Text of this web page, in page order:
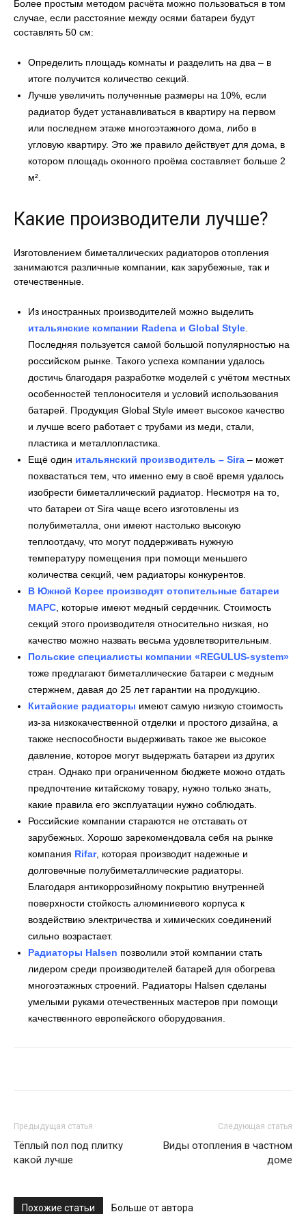
Более простым методом расчёта можно пользоваться в том
случае, если расстояние между осями батареи будут
составлять 50 см:
Определить площадь комнаты и разделить на два – в
итоге получится количество секций.
Лучше увеличить полученные размеры на 10%, если
радиатор будет устанавливаться в квартиру на первом
или последнем этаже многоэтажного дома, либо в
угловую квартиру. Это же правило действует для дома, в
котором площадь оконного проёма составляет больше 2
м².
Какие производители лучше?
Изготовлением биметаллических радиаторов отопления
занимаются различные компании, как зарубежные, так и
отечественные.
Из иностранных производителей можно выделить
итальянские компании Radena и Global Style
Последняя пользуется самой большой популярностью на
российском рынке. Такого успеха компании удалось
достичь благодаря разработке моделей с учётом местных
особенностей теплоносителя и условий использования
батарей. Продукция Global Style имеет высокое качество
и лучше всего работает с трубами из меди, стали,
пластика и металлопластика.
Ещё один итальянский производитель – Sira – может
похвастаться тем, что именно ему в своё время удалось
изобрести биметаллический радиатор. Несмотря на то,
что батареи от Sira чаще всего изготовлены из
полубиметалла, они имеют настолько высокую
теплоотдачу, что могут поддерживать нужную
температуру помещения при помощи меньшего
количества секций, чем радиаторы конкурентов.
В Южной Корее производят отопительные батареи
МАРС , которые имеют медный сердечник. Стоимость
секций этого производителя относительно низкая, но
качество можно назвать весьма удовлетворительным.
Польские специалисты компании «REGULUS-system»
тоже предлагают биметаллические батареи с медным
стержнем, давая до 25 лет гарантии на продукцию.
Китайские радиаторы имеют самую низкую стоимость
из-за низкокачественной отделки и простого дизайна, а
также неспособности выдерживать такое же высокое
давление, которое могут выдержать батареи из других
стран. Однако при ограниченном бюджете можно отдать
предпочтение китайскому товару, нужно только знать,
какие правила его эксплуатации нужно соблюдать.
Российские компании стараются не отставать от
зарубежных. Хорошо зарекомендовала себя на рынке
компания Rifar, которая производит надежные и
долговечные полубиметаллические радиаторы.
Благодаря антикоррозийному покрытию внутренней
поверхности стойкость алюминиевого корпуса к
воздействию электричества и химических соединений
сильно возрастает.
Радиаторы Halsen позволили этой компании стать
лидером среди производителей батарей для обогрева
многоэтажных строений. Радиаторы Halsen сделаны
умелыми руками отечественных мастеров при помощи
качественного европейского оборудования.
Предыдущая статья
Тёплый пол под плитку
какой лучше
Следующая статья
Виды отопления в частном
доме
Похожие статьи Больше от автора